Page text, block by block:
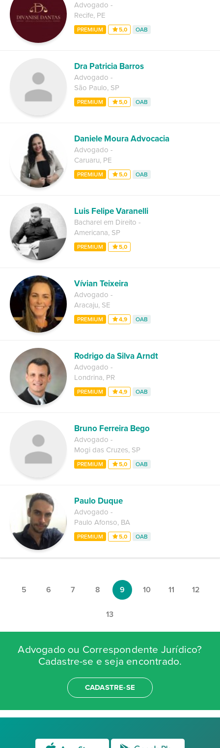
Advogado -
Recife, PE
PREMIUM 5,0 OAB
Dra Patricia Barros
Advogado -
São Paulo, SP
PREMIUM 5,0 OAB
Daniele Moura Advocacia
Advogado -
Caruaru, PE
PREMIUM 5,0 OAB
Luis Felipe Varanelli
Bacharel em Direito -
Americana, SP
PREMIUM 5,0
Vívian Teixeira
Advogado -
Aracaju, SE
PREMIUM 4,9 OAB
Rodrigo da Silva Arndt
Advogado -
Londrina, PR
PREMIUM 4,9 OAB
Bruno Ferreira Bego
Advogado -
Mogi das Cruzes, SP
PREMIUM 5,0 OAB
Paulo Duque
Advogado -
Paulo Afonso, BA
PREMIUM 5,0 OAB
5 6 7 8 9 10 11 12
13
Advogado ou Correspondente Jurídico?
Cadastre-se e seja encontrado.
CADASTRE-SE